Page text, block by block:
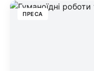
ПРЕСА